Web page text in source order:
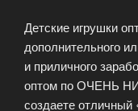
Детские игрушки
дополнительного
и приличного
оптом по ОЧЕНЬ
создаете отличный